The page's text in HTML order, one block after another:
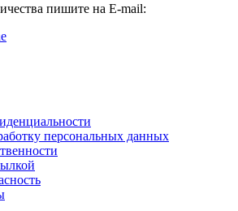
пишите на E-mail:
персональных данных